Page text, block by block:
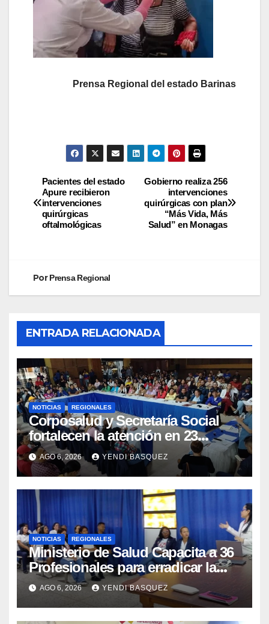
Prensa Regional del estado Barinas
Gobierno realiza 256
intervenciones
quirúrgicas con plan
“Más Vida, Más
Salud” en Monagas
Pacientes del estado
Apure recibieron
intervenciones
quirúrgicas
oftalmológicas
PorPrensa Regional
ENTRADA RELACIONADA
NOTICIAS REGIONALES
Corposalud y Secretaría Social
fortalecen la atención en 23
municipios
AGO 6, 2026 YENDI BASQUEZ
NOTICIAS REGIONALES
Ministerio de Salud Capacita a 36
Profesionales para erradicar la
Tuberculosis en Yaracuy
AGO 6, 2026 YENDI BASQUEZ